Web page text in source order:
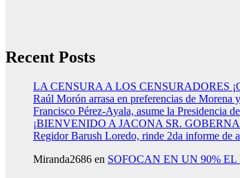
Recent Posts
LA CENSURA A LOS CENSURADORES
Raúl Morón arrasa en preferencias de Morena
Francisco Pérez-Ayala, asume la Presidencia
¡BIENVENIDO A JACONA SR.
Regidor Barush Loredo, rinde 2da informe de
Miranda2686 en SOFOCAN EN UN 90%